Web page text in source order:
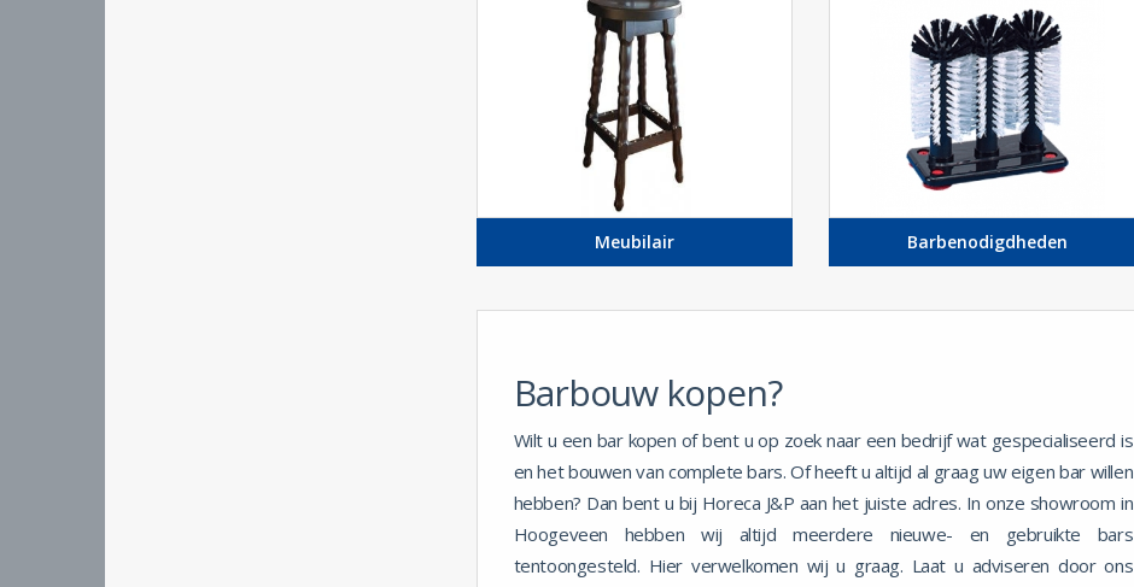
Meubilair Barbenodigdheden
Barbouw kopen?
Wilt u een bar kopen of bent u op zoek naar een bedrijf wat gespecialiseerd is
en het bouwen van complete bars. Of heeft u altijd al graag uw eigen bar willen
hebben? Dan bent u bij Horeca J&P aan het juiste adres. In onze showroom in
Hoogeveen hebben wij altijd meerdere nieuwe- en gebruikte bars
tentoongesteld. Hier verwelkomen wij u graag. Laat u adviseren door ons